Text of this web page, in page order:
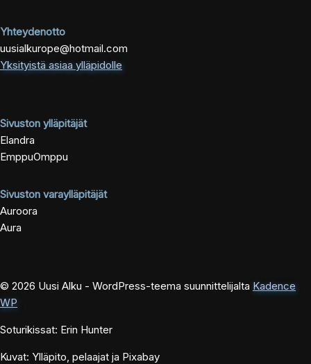
Yhteydenotto
uusialkurope@hotmail.com
Yksityistä asiaa ylläpidolle
Sivuston ylläpitäjät
Elandra
EmppuOmppu
Sivuston varaylläpitäjät
Auroora
Aura
© 2026 Uusi Alku - WordPress-teema suunnittelijalta Kadence
WP
Soturikissat: Erin Hunter
Kuvat: Ylläpito, pelaajat ja Pixabay